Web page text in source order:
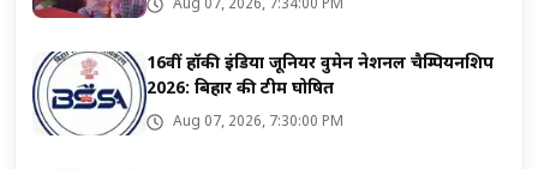
Aug 07, 2026, 7:34:00 PM
16वीं हॉकी इंडिया जूनियर वुमेन नेशनल चैम्पियनशिप
2026: बिहार की टीम घोषित
Aug 07, 2026, 7:30:00 PM